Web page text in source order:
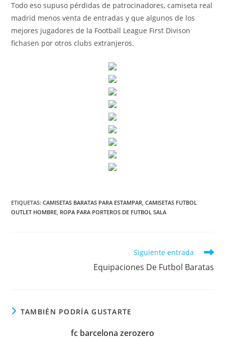
Todo eso supuso pérdidas de patrocinadores, camiseta real
madrid menos venta de entradas y que algunos de los
mejores jugadores de la Football League First Divison
fichasen por otros clubs extranjeros.
ETIQUETAS:CAMISETAS BARATAS PARA ESTAMPAR, CAMISETAS FUTBOL
OUTLET HOMBRE, ROPA PARA PORTEROS DE FUTBOL SALA
Siguiente entrada
Equipaciones De Futbol Baratas
TAMBIÉN PODRÍA GUSTARTE
fc barcelona zerozero